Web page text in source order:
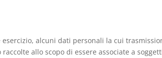
alcuni dati personali la cui
allo scopo di essere associate a